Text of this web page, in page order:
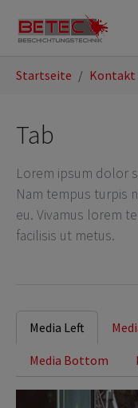
Startseite Kontakt
Tab
Lorem ipsum dolor
Nam tempus turpis
eu. Vivamus lorem
facilisis ut metus.
Media Left
Media Bottom